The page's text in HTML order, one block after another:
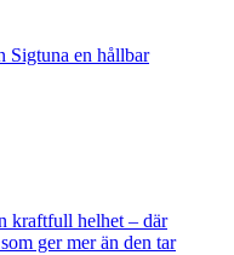
kraftfull helhet – där
ger mer än den tar